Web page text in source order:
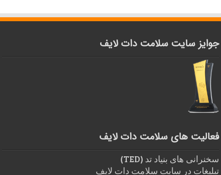
جوایز سایت سلامت دات لایف
فعالیت های سلامت دات لایف
سخنرانی های بنیاد تد (TED)
تبلیغات در سایت سلامت دات لایف